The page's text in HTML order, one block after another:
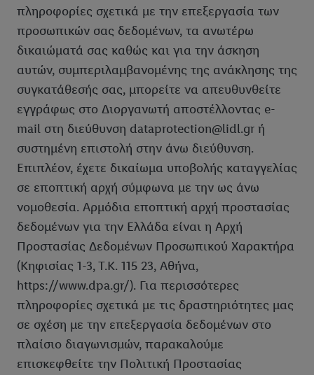
πληροφορίες σχετικά με την επεξεργασία των
προσωπικών σας δεδομένων, τα ανωτέρω
δικαιώματά σας καθώς και για την άσκηση
αυτών, συμπεριλαμβανομένης της ανάκλησης της
συγκατάθεσής σας, μπορείτε να απευθυνθείτε
εγγράφως στο Διοργανωτή αποστέλλοντας e-
mail στη διεύθυνση dataprotection@lidl.gr ή
συστημένη επιστολή στην άνω διεύθυνση.
Επιπλέον, έχετε δικαίωμα υποβολής καταγγελίας
σε εποπτική αρχή σύμφωνα με την ως άνω
νομοθεσία. Αρμόδια εποπτική αρχή προστασίας
δεδομένων για την Ελλάδα είναι η Αρχή
Προστασίας Δεδομένων Προσωπικού Χαρακτήρα
(Κηφισίας 1-3, Τ.Κ. 115 23, Αθήνα,
https://www.dpa.gr/). Για περισσότερες
πληροφορίες σχετικά με τις δραστηριότητες μας
σε σχέση με την επεξεργασία δεδομένων στο
πλαίσιο διαγωνισμών, παρακαλούμε
επισκεφθείτε την Πολιτική Προστασίας